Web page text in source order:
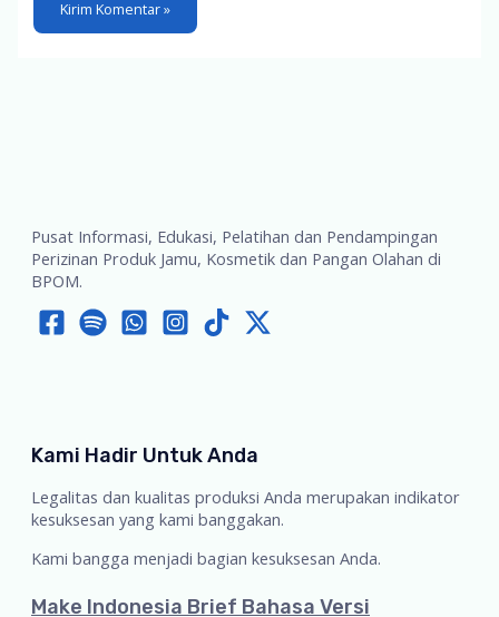
Pusat Informasi, Edukasi, Pelatihan dan Pendampingan
Perizinan Produk Jamu, Kosmetik dan Pangan Olahan di
BPOM.
Kami Hadir Untuk Anda
Legalitas dan kualitas produksi Anda merupakan indikator
kesuksesan yang kami banggakan.
Kami bangga menjadi bagian kesuksesan Anda.
Make Indonesia Brief Bahasa Versi